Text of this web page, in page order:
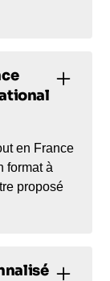
en France
format à
proposé